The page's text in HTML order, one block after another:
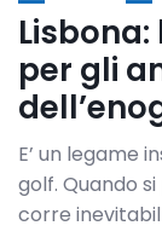
per gli
E’ un legame
golf. Quando
corre